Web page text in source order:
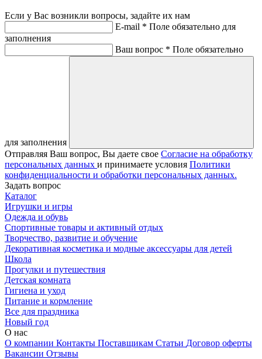
Если у Вас возникли вопросы, задайте их нам
E-mail * Поле обязательно для
заполнения
Ваш вопрос * Поле обязательно
для заполнения
Отправляя Ваш вопрос, Вы даете свое Согласие на обработку
персональных данных и принимаете условия Политики
конфиденциальности и обработки персональных данных.
Задать вопрос
Каталог
Игрушки и игры
Одежда и обувь
Спортивные товары и активный отдых
Творчество, развитие и обучение
Декоративная косметика и модные аксессуары для детей
Школа
Прогулки и путешествия
Детская комната
Гигиена и уход
Питание и кормление
Все для праздника
Новый год
О нас
О компании Контакты Поставщикам Статьи Договор оферты
Вакансии Отзывы